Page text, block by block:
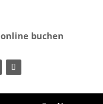
online buchen